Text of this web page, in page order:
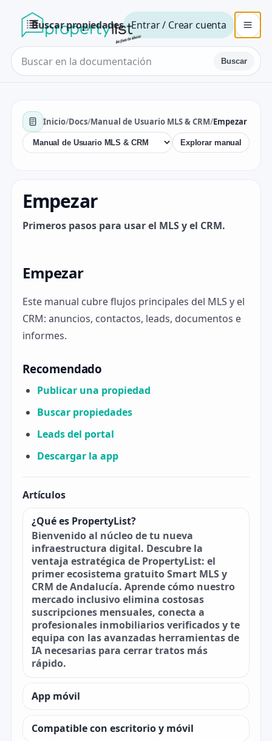
Buscar propiedades Entrar / Crear cuenta
Buscar
Inicio/Docs/Manual de Usuario MLS & CRM/Empezar
Explorar manual
Empezar
Primeros pasos para usar el MLS y el CRM.
Empezar
Este manual cubre flujos principales del MLS y el
CRM: anuncios, contactos, leads, documentos e
informes.
Recomendado
Publicar una propiedad
Buscar propiedades
Leads del portal
Descargar la app
Artículos
¿Qué es PropertyList?
Bienvenido al núcleo de tu nueva
infraestructura digital. Descubre la
ventaja estratégica de PropertyList: el
primer ecosistema gratuito Smart MLS y
CRM de Andalucía. Aprende cómo nuestro
mercado inclusivo elimina costosas
suscripciones mensuales, conecta a
profesionales inmobiliarios verificados y te
equipa con las avanzadas herramientas de
IA necesarias para cerrar tratos más
rápido.
App móvil
Compatible con escritorio y móvil